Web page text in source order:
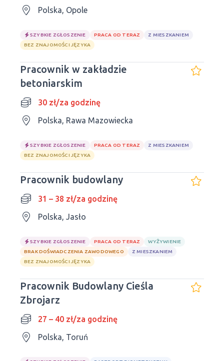
Polska, Opole
SZYBKIE ZGŁOSZENIE PRACA OD TERAZ
Z MIESZKANIEM
BEZ ZNAJOMOŚCI JĘZYKA
Pracownik w zakładzie
betoniarskim
30 zł/za godzinę
Polska, Rawa Mazowiecka
SZYBKIE ZGŁOSZENIE PRACA OD TERAZ
Z MIESZKANIEM
BEZ ZNAJOMOŚCI JĘZYKA
Pracownik budowlany
31 – 38 zł/za godzinę
Polska, Jasło
SZYBKIE ZGŁOSZENIE PRACA OD TERAZ
WYŻYWIENIE
BRAK DOŚWIADCZENIA ZAWODOWEGO
Z MIESZKANIEM
BEZ ZNAJOMOŚCI JĘZYKA
Pracownik Budowlany Cieśla
Zbrojarz
27 – 40 zł/za godzinę
Polska, Toruń